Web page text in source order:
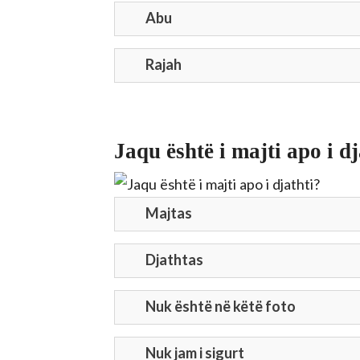
Abu
Rajah
Jaqu është i majti apo i
Majtas
Djathtas
Nuk është në këtë foto
Nuk jam i sigurt